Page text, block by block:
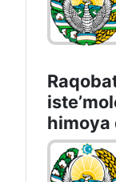
himoya